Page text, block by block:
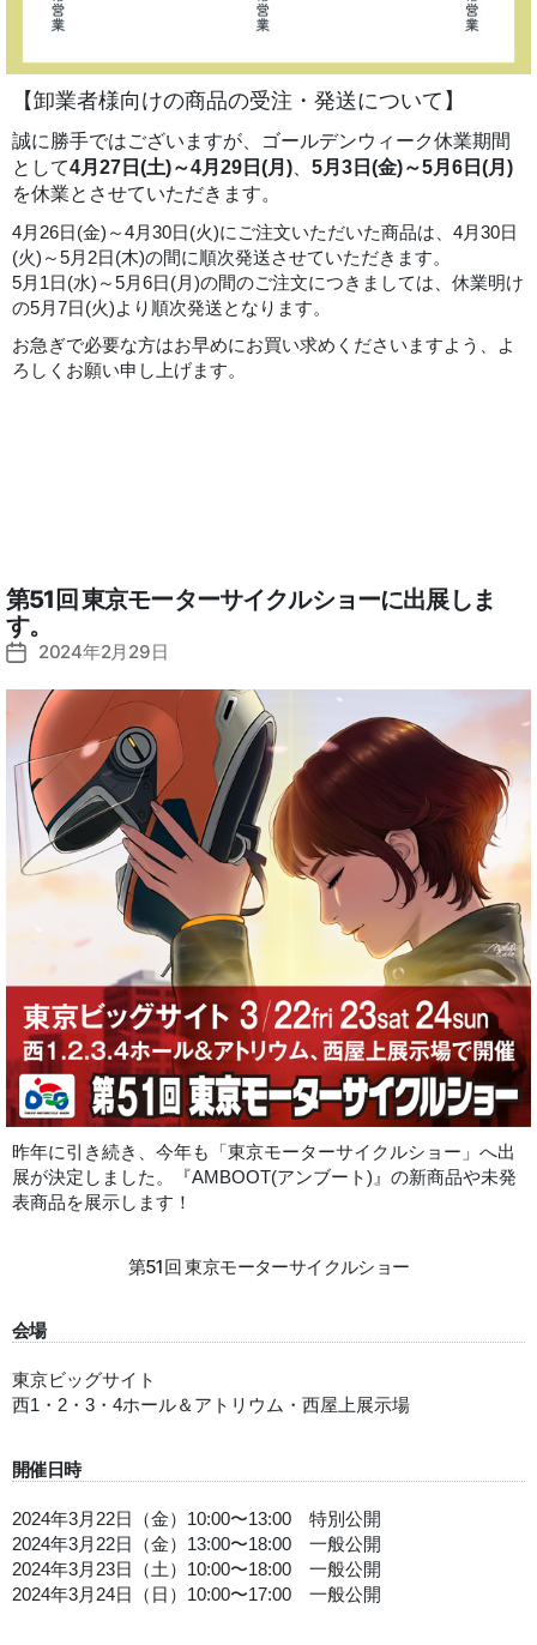
【卸業者様向けの商品の受注・発送について】
誠に勝手ではございますが、ゴールデンウィーク休業期間
として4月27日(土)～4月29日(月)
5月3日(金)～5月6日(月)
を休業とさせていただきます。
4月26日(金)～4月30日(火)にご注文いただいた商品は、4月30日
(火)～5月2日(木)の間に順次発送させていただきます。
5月1日(水)～5月6日(月)の間のご注文につきましては、休業明け
の5月7日(火)より順次発送となります。
お急ぎで必要な方はお早めにお買い求めくださいますよう、よ
ろしくお願い申し上げます。
第51回 東京モーターサイクルショーに出展しま
す。
投
2024年2月29日
昨年に引き続き、今年も「東京モーターサイクルショー」へ出
展が決定しました。『AMBOOT(アンブート)』の新商品や未発
表商品を展示します！
第51回 東京モーターサイクルショー
会場
東京ビッグサイト
西1・2・3・4ホール＆アトリウム・西屋上展示場
開催日時
2024年3月22日（金）10:00〜13:00 特別公開
2024年3月22日（金）13:00〜18:00 一般公開
2024年3月23日（土）10:00〜18:00 一般公開
2024年3月24日（日）10:00〜17:00 一般公開